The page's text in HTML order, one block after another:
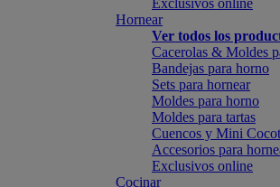
Exclusivos online
Hornear
Ver todos los
Cacerolas & Moldes
Bandejas para horno
Sets para hornear
Moldes para horno
Moldes para tartas
Cuencos y Mini
Accesorios para
Exclusivos online
Cocinar